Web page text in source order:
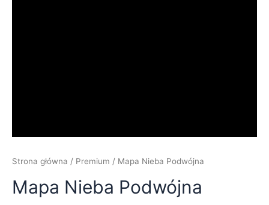
Strona główna / Premium / Mapa Nieba Podwójna
Mapa Nieba Podwójna